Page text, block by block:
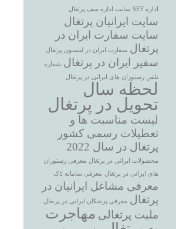
اداره SEF
سایت اداره سف پرتغال
سایت ایرانیان پرتغال
سایت سفارت ایران در
پرتغال سفارت ایران در لیسبون پرتغال
سفیر ایران در پرتغال شماره
تلفن رستوران های ایرانی در پرتغال
لحظه سال
تحویل در پرتغال
لیست مناسبت ها و
تعطیلات رسمی کشور
پرتغال در سال 2022
محصولات ایرانی در پرتغال معرفی رستوران
های ایرانی در پرتغال معرفی سامانه تاک
معرفی مشاغل ایرانیان در
پرتغال معرفی پزشکان ایرانی در پرتغال
ملیت پرتغالی مهاجرت